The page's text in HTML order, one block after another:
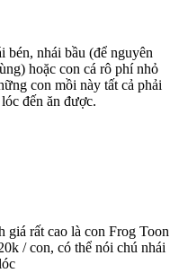
bén, nhái bầu (để nguyên
hoặc con cá rô phí nhỏ
con mồi này tất cả phải
đến ăn được.
giá rất cao là con Frog Toon
/ con, có thể nói chú nhái